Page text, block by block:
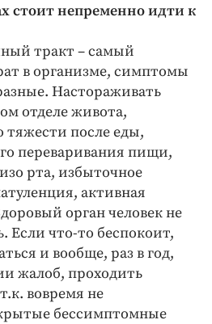
стоит непременно идти к
тракт – самый
в организме, симптомы
Настораживать
отделе живота,
тяжести после еды,
переваривания пищи,
рта, избыточное
активная
орган человек не
Если что-то беспокоит,
и вообще, раз в год,
жалоб, проходить
вовремя не
бессимптомные